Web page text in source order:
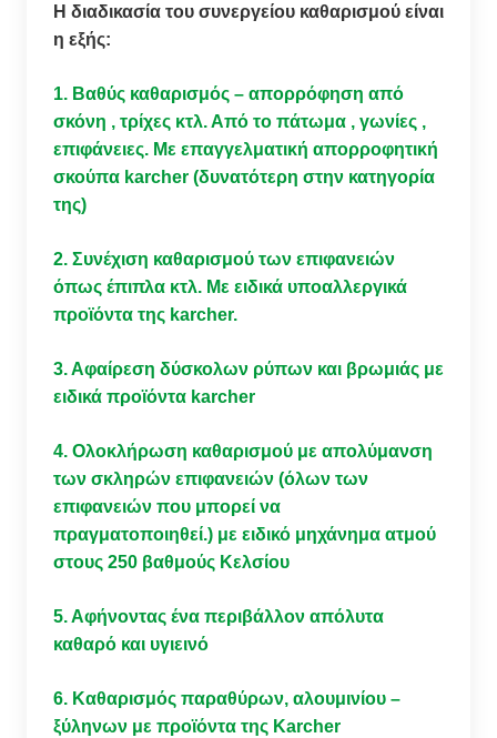
Η διαδικασία του συνεργείου καθαρισμού είναι
η εξής:
1. Βαθύς καθαρισμός – απορρόφηση από
σκόνη , τρίχες κτλ. Από το πάτωμα , γωνίες ,
επιφάνειες. Με επαγγελματική απορροφητική
σκούπα karcher (δυνατότερη στην κατηγορία
της)
2. Συνέχιση καθαρισμού των επιφανειών
όπως έπιπλα κτλ. Με ειδικά υποαλλεργικά
προϊόντα της karcher.
3. Aφαίρεση δύσκολων ρύπων και βρωμιάς με
ειδικά προϊόντα karcher
4. Ολοκλήρωση καθαρισμού με απολύμανση
των σκληρών επιφανειών (όλων των
επιφανειών που μπορεί να
πραγματοποιηθεί.) με ειδικό μηχάνημα ατμού
στους 250 βαθμούς Κελσίου
5. Αφήνοντας ένα περιβάλλον απόλυτα
καθαρό και υγιεινό
6. Καθαρισμός παραθύρων, αλουμινίου –
ξύληνων με προϊόντα της Karcher